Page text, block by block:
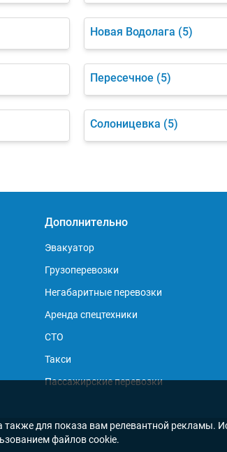
Новая Водолага (5)
Пересечное (5)
Солоницевка (5)
Дополнительно
Эвакуатор
Грузоперевозки
Негабаритные перевозки
Аренда спецтехники
СТО
Такси
Пассажирские перевозки
для показа вам релевантной рекламы.
файлов cookie.